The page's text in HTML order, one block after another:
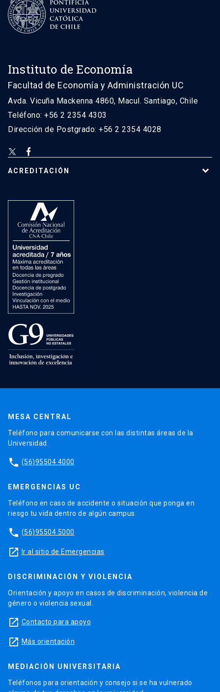
Instituto de Economía
Facultad de Economía y Administración UC
Avda. Vicuña Mackenna 4860, Macul. Santiago, Chile
Teléfono: +56 2 2354 4303
Dirección de Postgrado: +56 2 2354 4028
ACREDITACIÓN
MESA CENTRAL
Teléfono para comunicarse con las distintas áreas de la
Universidad.
phone (56)95504 4000
EMERGENCIAS UC
Teléfono en caso de accidente o situación que ponga en
riesgo tu vida dentro de algún campus.
phone (56)95504 5000
launch Ir al sitio de Emergencias
DISCRIMINACIÓN Y VIOLENCIA
Orientación y apoyo en casos de discriminación, violencia de
género o violencia sexual.
launch Contacto para apoyo
launch Más orientación
MEDIACIÓN UNIVERSITARIA
Teléfonos para orientación y consejo si se ha vulnerado